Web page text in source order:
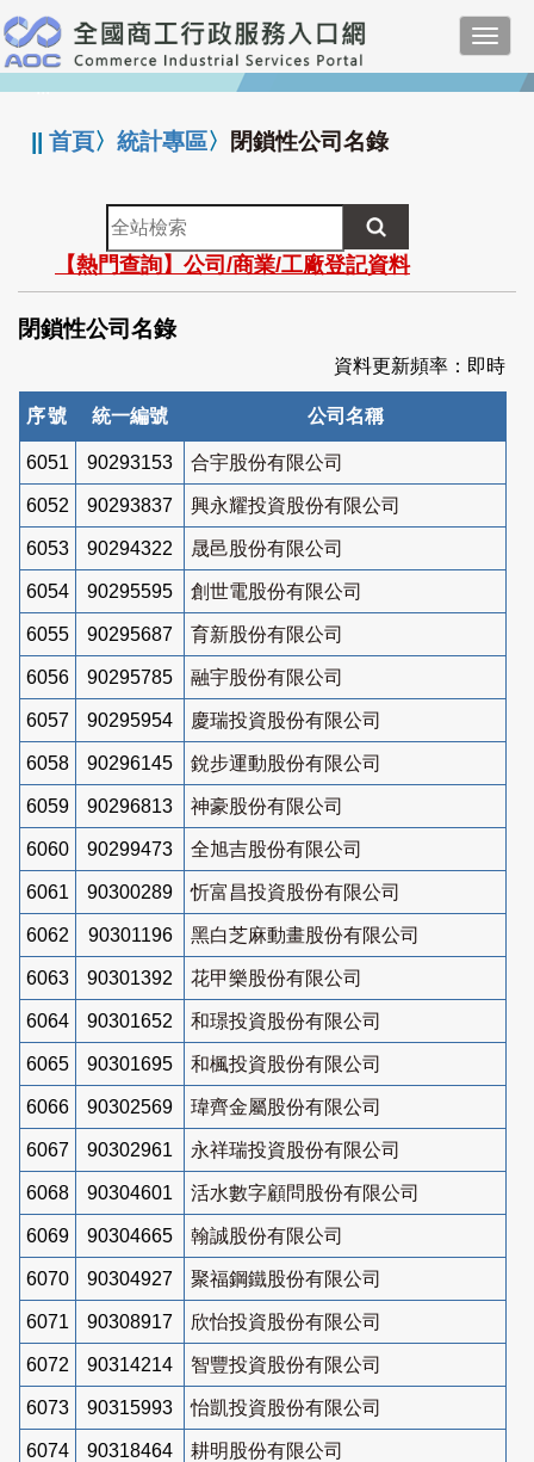
跳
到
主
要
:::
||首頁〉統計專區〉 閉鎖性公司名錄
全
站
檢
索
【熱門查詢】公司/商業/工廠登記資料
閉鎖性公司名錄
資料更新頻率：即時
序號 統一編號 公司名稱
6051 90293153 合宇股份有限公司
6052 90293837 興永耀投資股份有限公司
6053 90294322 晟邑股份有限公司
6054 90295595 創世電股份有限公司
6055 90295687 育新股份有限公司
6056 90295785 融宇股份有限公司
6057 90295954 慶瑞投資股份有限公司
6058 90296145 銳步運動股份有限公司
6059 90296813 神豪股份有限公司
6060 90299473 全旭吉股份有限公司
6061 90300289 忻富昌投資股份有限公司
6062 90301196 黑白芝麻動畫股份有限公司
6063 90301392 花甲樂股份有限公司
6064 90301652 和璟投資股份有限公司
6065 90301695 和楓投資股份有限公司
6066 90302569 瑋齊金屬股份有限公司
6067 90302961 永祥瑞投資股份有限公司
6068 90304601 活水數字顧問股份有限公司
6069 90304665 翰誠股份有限公司
6070 90304927 聚福鋼鐵股份有限公司
6071 90308917 欣怡投資股份有限公司
6072 90314214 智豐投資股份有限公司
6073 90315993 怡凱投資股份有限公司
6074 90318464 耕明股份有限公司